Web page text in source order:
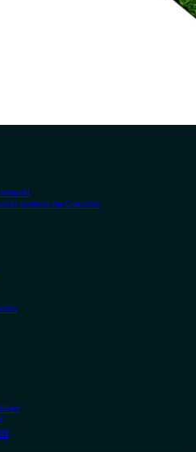
suelos de Caucho